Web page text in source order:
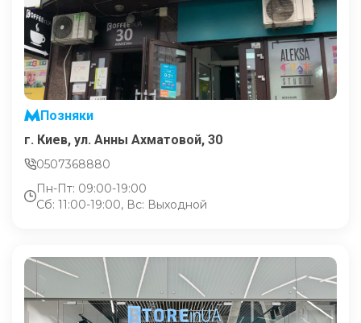
Позняки
г. Киев, ул. Анны Ахматовой, 30
0507368880
Пн-Пт: 09:00-19:00
Сб: 11:00-19:00, Вс: Выходной